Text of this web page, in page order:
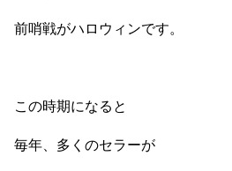
前哨戦がハロウィンです。
この時期になると
毎年、多くのセラーが